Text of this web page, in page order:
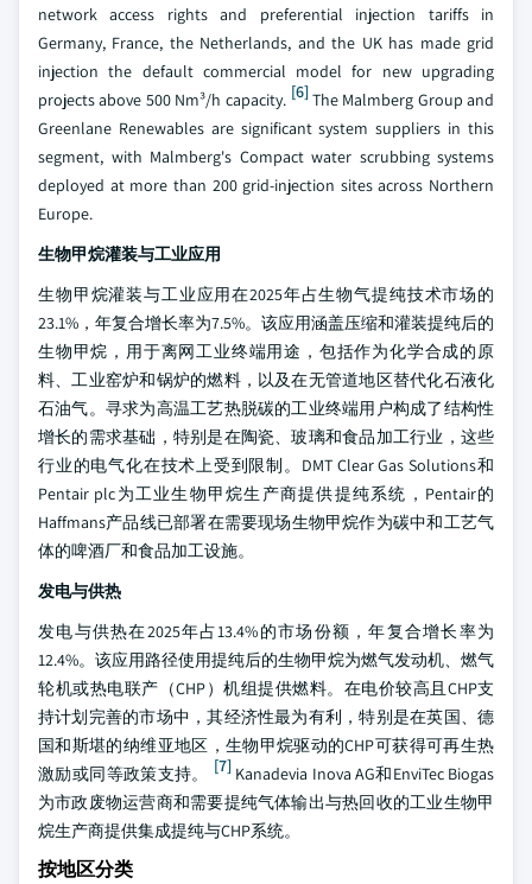
network access rights and preferential injection tariffs in
Germany, France, the Netherlands, and the UK has made grid
injection the default commercial model for new upgrading
projects above 500 Nm³/h capacity. [6]The Malmberg Group and
Greenlane Renewables are significant system suppliers in this
segment, with Malmberg's Compact water scrubbing systems
deployed at more than 200 grid-injection sites across Northern
Europe.
生物甲烷灌装与工业应用
生物甲烷灌装与工业应用在2025年占生物气提纯技术市场的
23.1%，年复合增长率为7.5%。该应用涵盖压缩和灌装提纯后的
生物甲烷，用于离网工业终端用途，包括作为化学合成的原
料、工业窑炉和锅炉的燃料，以及在无管道地区替代化石液化
石油气。寻求为高温工艺热脱碳的工业终端用户构成了结构性
增长的需求基础，特别是在陶瓷、玻璃和食品加工行业，这些
行业的电气化在技术上受到限制。DMT Clear Gas Solutions和
Pentair plc为工业生物甲烷生产商提供提纯系统，Pentair的
Haffmans产品线已部署在需要现场生物甲烷作为碳中和工艺气
体的啤酒厂和食品加工设施。
发电与供热
发电与供热在2025年占13.4%的市场份额，年复合增长率为
12.4%。该应用路径使用提纯后的生物甲烷为燃气发动机、燃气
轮机或热电联产（CHP）机组提供燃料。在电价较高且CHP支
持计划完善的市场中，其经济性最为有利，特别是在英国、德
国和斯堪的纳维亚地区，生物甲烷驱动的CHP可获得可再生热
激励或同等政策支持。
[7]Kanadevia Inova AG和EnviTec Biogas
为市政废物运营商和需要提纯气体输出与热回收的工业生物甲
烷生产商提供集成提纯与CHP系统。
按地区分类